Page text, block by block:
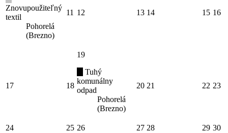
Znovupoužiteľný
textil
Pohorelá
(Brezno)
11 12 13 14 15 16
17 18
19
Tuhý
komunálny
odpad
Pohorelá
(Brezno)
20 21 22 23
24 25 26 27 28 29 30